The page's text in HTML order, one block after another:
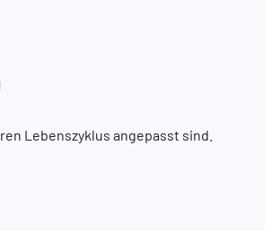
Lebenszyklus angepasst sind.